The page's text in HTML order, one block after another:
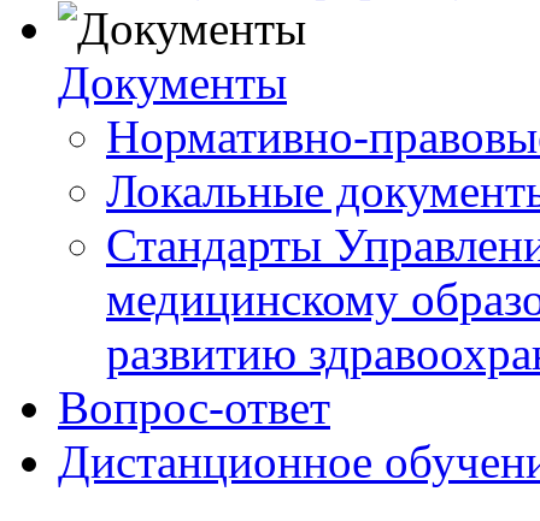
Документы
Нормативно-
Локальные
Стандарты
медицинскому
развитию
Вопрос-ответ
Дистанционное